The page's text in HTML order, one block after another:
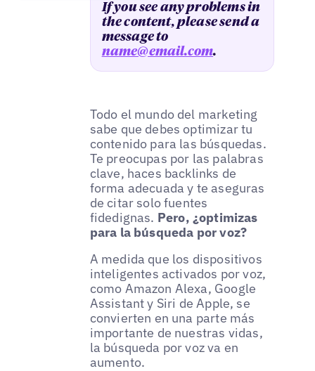
If you see any problems in
the content, please send a
message to
name@email.com.
Todo el mundo del marketing
sabe que debes optimizar tu
contenido para las búsquedas.
Te preocupas por las palabras
clave, haces backlinks de
forma adecuada y te aseguras
de citar solo fuentes
fidedignas. Pero, ¿optimizas
para la búsqueda por voz?
A medida que los dispositivos
inteligentes activados por voz,
como Amazon Alexa, Google
Assistant y Siri de Apple, se
convierten en una parte más
importante de nuestras vidas,
la búsqueda por voz va en
aumento.